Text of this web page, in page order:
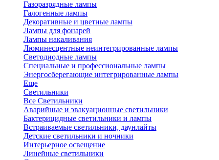
Газоразрядные лампы
Галогенные лампы
Декоративные и цветные лампы
Лампы для фонарей
Лампы накаливания
Люминесцентные неинтегрированные лампы
Светодиодные лампы
Специальные и профессиональные лампы
Энергосберегающие интегрированные лампы
Еще
Светильники
Все Светильники
Аварийные и эвакуационные светильники
Бактерицидные светильники и лампы
Встраиваемые светильники, даунлайты
Детские светильники и ночники
Интерьерное освещение
Линейные светильники